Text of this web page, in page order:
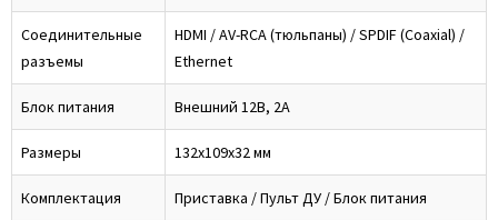
Соединительные
разъемы
HDMI / AV-RCA (тюльпаны) / SPDIF (Coaxial) /
Ethernet
Блок питания Внешний 12В, 2А
Размеры 132x109x32 мм
Комплектация Приставка / Пульт ДУ / Блок питания